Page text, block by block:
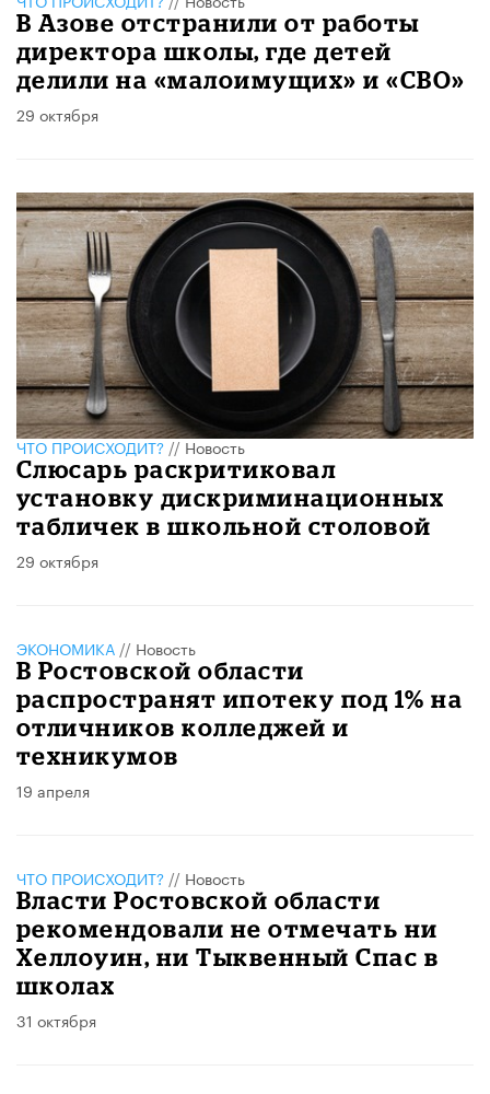
В Азове отстранили от работы
директора школы, где детей
делили на «малоимущих» и «СВО»
29 октября
ЧТО ПРОИСХОДИТ?//Новость
Слюсарь раскритиковал
установку дискриминационных
табличек в школьной столовой
29 октября
ЭКОНОМИКА // Новость
В Ростовской области
распространят ипотеку под 1% на
отличников колледжей и
техникумов
19 апреля
ЧТО ПРОИСХОДИТ? // Новость
Власти Ростовской области
рекомендовали не отмечать ни
Хеллоуин, ни Тыквенный Спас в
школах
31 октября